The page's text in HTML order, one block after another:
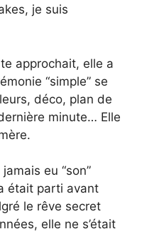
je suis
approchait, elle a
“simple” se
déco, plan de
minute… Elle
eu “son”
était parti avant
le rêve secret
elle ne s’était